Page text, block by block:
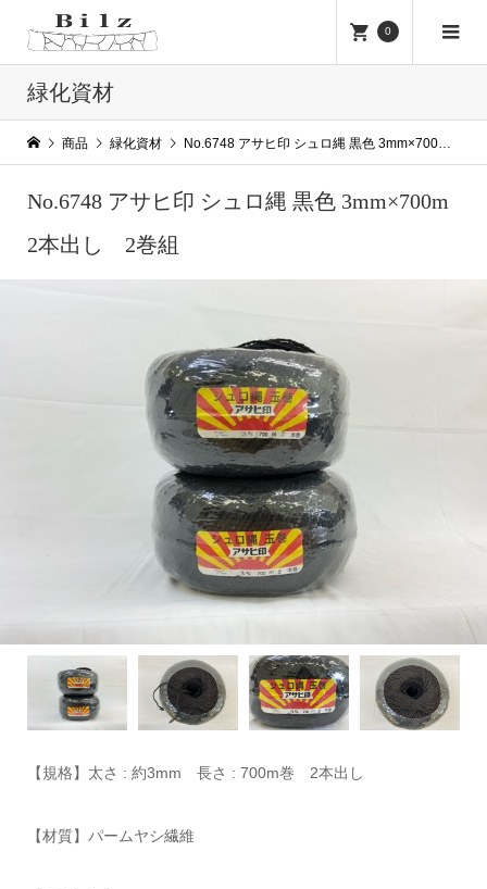
0
緑化資材
商品 緑化資材 No.6748 アサヒ印 シュロ縄 黒色 3mm×700m 2本出し 2巻組
No.6748 アサヒ印 シュロ縄 黒色 3mm×700m
2本出し 2巻組
【規格】太さ : 約3mm 長さ : 700m巻 2本出し
【材質】パームヤシ繊維